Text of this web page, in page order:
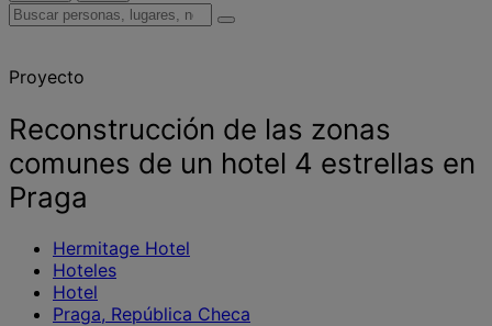
Buscar
noticias
opiniones
Proyecto
Reconstrucción de las zonas
comunes de un hotel 4 estrellas en
Praga
Hermitage Hotel
Hoteles
Hotel
Praga, República Checa